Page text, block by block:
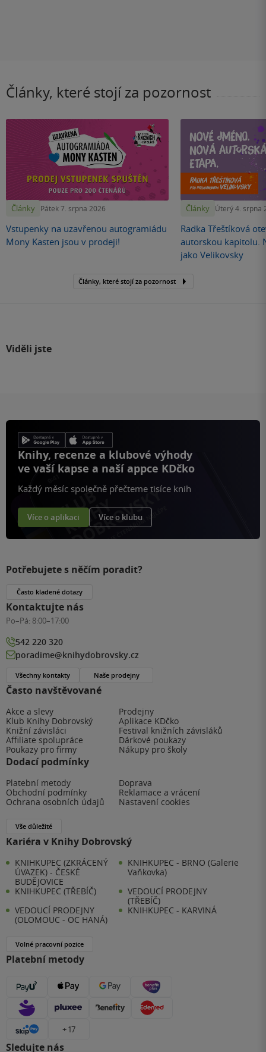
Články, které stojí za pozornost
Články Pátek 7. srpna 2026
Vstupenky na uzavřenou autogramiádu
Mony Kasten jsou v prodeji!
Články Úterý 4. srpna
Radka Třeštíková
autorskou kapitolu.
jako Velikovsky
Články, které stojí za pozornost
Viděli jste
Knihy, recenze a klubové výhody
ve vaší kapse a naší appce KDčko
Každý měsíc společně přečteme tisíce knih
Více o aplikaci Více o klubu
Často navštěvované
Akce a slevy
Prodejny
Klub Knihy Dobrovský
Aplikace KDčko
Knižní závisláci
Festival knižních závisláků
Affiliate spolupráce
Dárkové poukazy
Poukazy pro firmy
Nákupy pro školy
Dodací podmínky
Platební metody
Doprava
Obchodní podmínky
Reklamace a vrácení
Ochrana osobních údajů
Nastavení cookies
Vše důležité
Kariéra v Knihy Dobrovský
KNIHKUPEC (ZKRÁCENÝ
ÚVAZEK) - ČESKÉ
BUDĚJOVICE
KNIHKUPEC - BRNO (Galerie
Vaňkovka)
KNIHKUPEC (TŘEBÍČ)
VEDOUCÍ PRODEJNY
(TŘEBÍČ)
VEDOUCÍ PRODEJNY
(OLOMOUC - OC HANÁ)
KNIHKUPEC - KARVINÁ
Volné pracovní pozice
Platební metody
+ 17
Sledujte nás
Potřebujete s něčím poradit?
Často kladené dotazy
Kontaktujte nás
Po–Pá: 8:00–17:00
542 220 320
poradime@knihydobrovsky.cz
Všechny kontakty Naše prodejny